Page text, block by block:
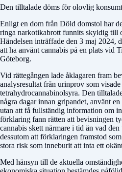
Den tilltalade döms för olovlig
Enligt en dom från Döld domstol har
ringa narkotikabrott funnits skyldig till
Händelsen inträffade den 3 maj 2024,
att ha använt cannabis på en plats vid
Göteborg.
Vid rättegången lade åklagaren fram
analysresultat från urinprov som
tetrahydrocannabinolsyra. Den
några dagar innan gripandet, använt
utan att få fullständig information om
förklaring fann rätten att bevisningen
cannabis skett närmare i tid än vad
dessutom att förklaringen framstod
stora risk som inneburit att inta ett
Med hänsyn till de aktuella